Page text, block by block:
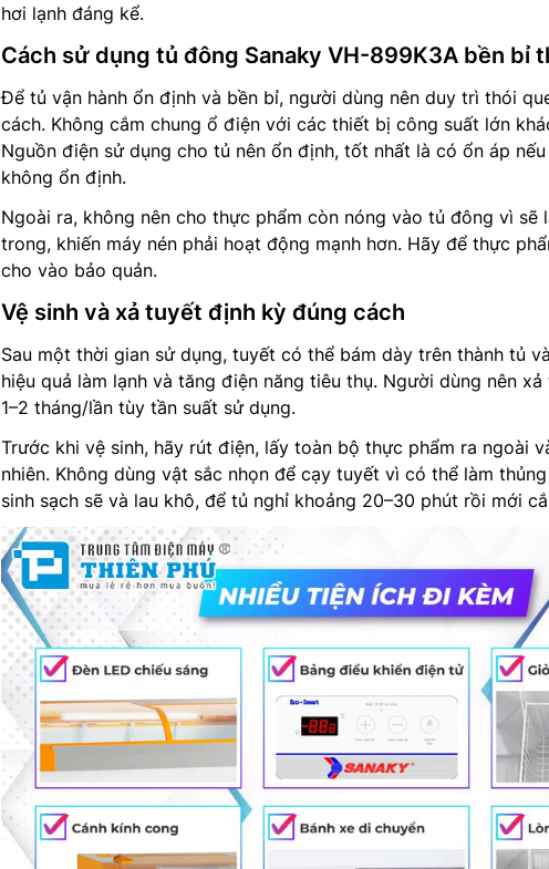
hơi lạnh đáng kể.
Cách sử dụng tủ đông Sanaky VH-899K3A bền bỉ
Để tủ vận hành ổn định và bền bỉ, người dùng nên duy trì thói
cách. Không cắm chung ổ điện với các thiết bị công suất lớn
Nguồn điện sử dụng cho tủ nên ổn định, tốt nhất là có ổn áp
không ổn định.
Ngoài ra, không nên cho thực phẩm còn nóng vào tủ đông vì sẽ
trong, khiến máy nén phải hoạt động mạnh hơn. Hãy để thực
cho vào bảo quản.
Vệ sinh và xả tuyết định kỳ đúng cách
Sau một thời gian sử dụng, tuyết có thể bám dày trên thành tủ
hiệu quả làm lạnh và tăng điện năng tiêu thụ. Người dùng nên
1–2 tháng/lần tùy tần suất sử dụng.
Trước khi vệ sinh, hãy rút điện, lấy toàn bộ thực phẩm ra ngoài
nhiên. Không dùng vật sắc nhọn để cạy tuyết vì có thể làm
sinh sạch sẽ và lau khô, để tủ nghỉ khoảng 20–30 phút rồi mới